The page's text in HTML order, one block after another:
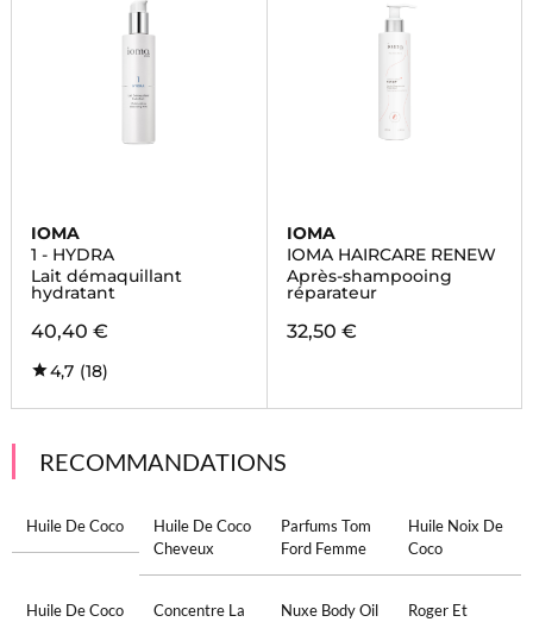
IOMA
1 - HYDRA
Lait démaquillant
hydratant
40,40 €
4,7 (18)
IOMA
IOMA HAIRCARE RENEW
Après-shampooing
réparateur
32,50 €
RECOMMANDATIONS
Huile De Coco
Huile De Coco
Cheveux
Parfums Tom
Ford Femme
Huile Noix De
Coco
Huile De Coco
Concentre La
Nuxe Body Oil
Roger Et